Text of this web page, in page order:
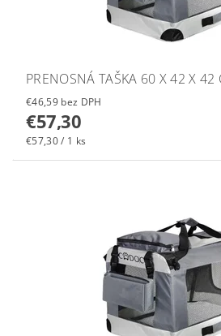
PRENOSNÁ TAŠKA 60 X 42 X 42
€46,59 bez DPH
€57,30
€57,30 / 1 ks